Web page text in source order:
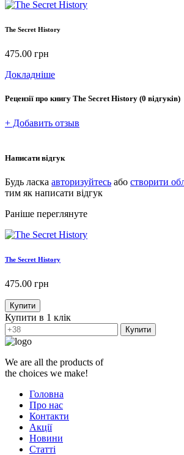
The Secret History
475.00 грн
Докладніше
Рецензії про книгу The Secret History (0 відгуків)
+ Добавить отзыв
Написати відгук
Будь ласка авторизуйтесь або створити
тим як написати відгук
Раніше переглянуте
The Secret History
475.00 грн
Купити
Купити в 1 клік
Купити
We are all the products of
the choices we make!
Головна
Про нас
Контакти
Акції
Новини
Статті